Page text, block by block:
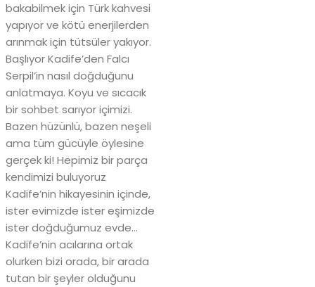
bakabilmek için Türk kahvesi
yapıyor ve kötü enerjilerden
arınmak için tütsüler yakıyor.
Başlıyor Kadife’den Falcı
Serpil’in nasıl doğduğunu
anlatmaya. Koyu ve sıcacık
bir sohbet sarıyor içimizi.
Bazen hüzünlü, bazen neşeli
ama tüm gücüyle öylesine
gerçek ki! Hepimiz bir parça
kendimizi buluyoruz
Kadife’nin hikayesinin içinde,
ister evimizde ister eşimizde
ister doğduğumuz evde…
Kadife’nin acılarına ortak
olurken bizi orada, bir arada
tutan bir şeyler olduğunu